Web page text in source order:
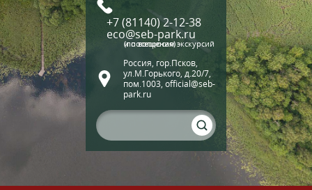
+7 (81140) 2-12-38
eco@seb-park.ru
(по вопросам экскурсий и посещения)
Россия, гор.Псков,
ул.М.Горького, д.20/7,
пом.1003, official@seb-
park.ru